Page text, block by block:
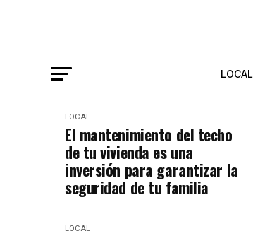
LOCAL
LOCAL
El mantenimiento del techo
de tu vivienda es una
inversión para garantizar la
seguridad de tu familia
LOCAL